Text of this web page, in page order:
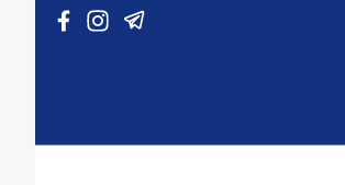
Vai al contenuto